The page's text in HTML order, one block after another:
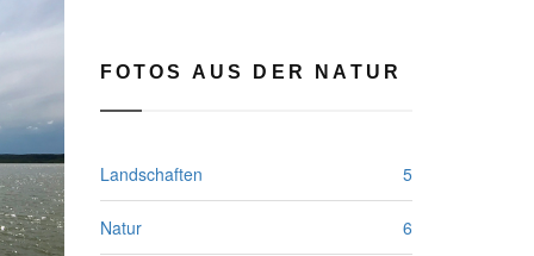
FOTOS AUS DER NATUR
Landschaften 5
Natur 6